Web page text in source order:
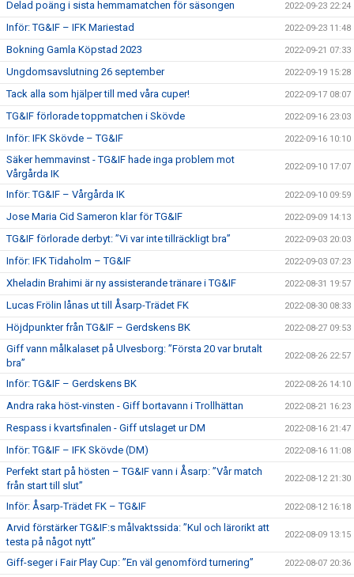
Delad poäng i sista hemmamatchen för säsongen 2022-09-23 22:24
Inför: TG&IF – IFK Mariestad 2022-09-23 11:48
Bokning Gamla Köpstad 2023 2022-09-21 07:33
Ungdomsavslutning 26 september 2022-09-19 15:28
Tack alla som hjälper till med våra cuper! 2022-09-17 08:07
TG&IF förlorade toppmatchen i Skövde 2022-09-16 23:03
Inför: IFK Skövde – TG&IF 2022-09-16 10:10
Säker hemmavinst - TG&IF hade inga problem mot
Vårgårda IK
2022-09-10 17:07
Inför: TG&IF – Vårgårda IK 2022-09-10 09:59
Jose Maria Cid Sameron klar för TG&IF 2022-09-09 14:13
TG&IF förlorade derbyt: ”Vi var inte tillräckligt bra” 2022-09-03 20:03
Inför: IFK Tidaholm – TG&IF 2022-09-03 07:23
Xheladin Brahimi är ny assisterande tränare i TG&IF 2022-08-31 19:57
Lucas Frölin lånas ut till Åsarp-Trädet FK 2022-08-30 08:33
Höjdpunkter från TG&IF – Gerdskens BK 2022-08-27 09:53
Giff vann målkalaset på Ulvesborg: ”Första 20 var brutalt
bra”
2022-08-26 22:57
Inför: TG&IF – Gerdskens BK 2022-08-26 14:10
Andra raka höst-vinsten - Giff bortavann i Trollhättan 2022-08-21 16:23
Respass i kvartsfinalen - Giff utslaget ur DM 2022-08-16 21:47
Inför: TG&IF – IFK Skövde (DM) 2022-08-16 11:08
Perfekt start på hösten – TG&IF vann i Åsarp: ”Vår match
från start till slut”
2022-08-12 21:30
Inför: Åsarp-Trädet FK – TG&IF 2022-08-12 16:18
Arvid förstärker TG&IF:s målvaktssida: ”Kul och lärorikt att
testa på något nytt”
2022-08-09 13:15
Giff-seger i Fair Play Cup: ”En väl genomförd turnering” 2022-08-07 20:36